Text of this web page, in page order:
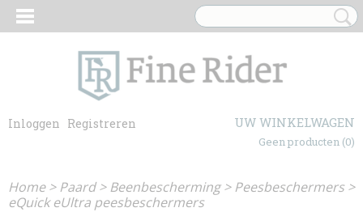
Inloggen Registreren UW WINKELWAGEN
Geen producten (0)
Home>Paard>Beenbescherming>Peesbeschermers>
eQuick eUltra peesbeschermers